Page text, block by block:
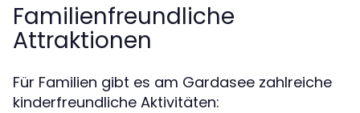
Familienfreundliche
Attraktionen
Für Familien gibt es am Gardasee zahlreiche
kinderfreundliche Aktivitäten: